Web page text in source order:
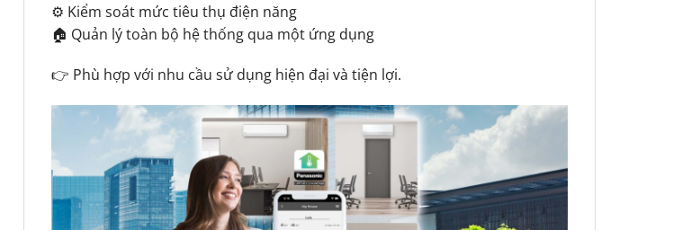
⚙️ Kiểm soát mức tiêu thụ điện năng
🏠 Quản lý toàn bộ hệ thống qua một ứng dụng
👉 Phù hợp với nhu cầu sử dụng hiện đại và tiện lợi.